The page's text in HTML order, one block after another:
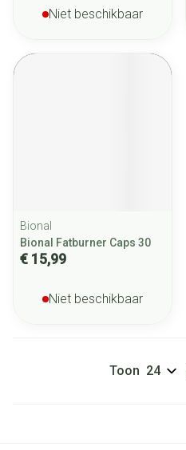
Niet beschikbaar
Bional
Bional Fatburner Caps 30
€ 15,99
Niet beschikbaar
Toon